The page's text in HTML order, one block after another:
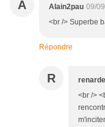
A Alain2pau 09/
<br /> Superbe
Répondre
R
<br />